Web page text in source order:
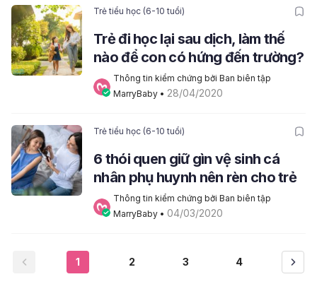
Trẻ tiểu học (6-10 tuổi)
Trẻ đi học lại sau dịch, làm thế
nào để con có hứng đến trường?
Thông tin kiểm chứng bởi Ban biên tập
MarryBaby • 28/04/2020
Trẻ tiểu học (6-10 tuổi)
6 thói quen giữ gìn vệ sinh cá
nhân phụ huynh nên rèn cho trẻ
Thông tin kiểm chứng bởi Ban biên tập
MarryBaby • 04/03/2020
1 2 3 4